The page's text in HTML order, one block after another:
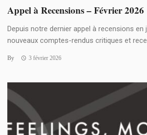
Appel à Recensions – Février 2026
Depuis notre dernier appel à recensions en
nouveaux comptes-rendus critiques et
By 3 février 2026